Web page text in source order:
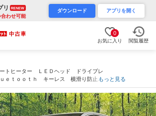
リ RENEW
合わせ可能
ダウンロード アプリを開く
0
お気に入り 閲覧履歴
ヒーター ＬＥＤヘッド ドライブレ
ｅｔｏｏｔｈ キーレス 横滑り防止装
３インチアルミホイール（富山県）
もっと見る